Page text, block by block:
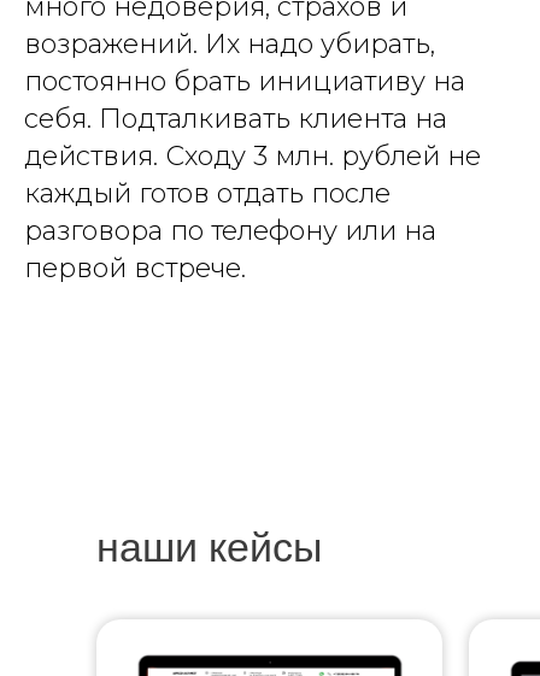
много недоверия, страхов и
возражений. Их надо убирать,
постоянно брать инициативу на
себя. Подталкивать клиента на
действия. Сходу 3 млн. рублей не
каждый готов отдать после
разговора по телефону или на
первой встрече.
наши кейсы